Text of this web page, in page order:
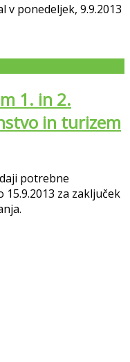
v ponedeljek, 9.9.2013
1. in 2.
in turizem
potrebne
za zaključek